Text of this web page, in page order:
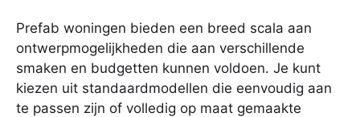
Prefab woningen bieden een breed scala aan
ontwerpmogelijkheden die aan verschillende
smaken en budgetten kunnen voldoen. Je kunt
kiezen uit standaardmodellen die eenvoudig aan
te passen zijn of volledig op maat gemaakte